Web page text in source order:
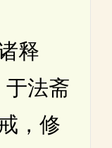
释
于法斋
，修